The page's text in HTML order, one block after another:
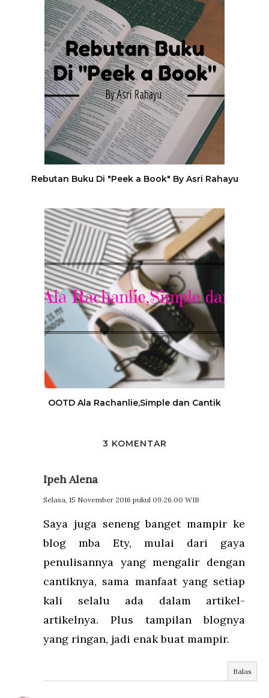
Rebutan Buku Di "Peek a Book" By Asri Rahayu
OOTD Ala Rachanlie,Simple dan Cantik
3 KOMENTAR
Ipeh Alena
Selasa, 15 November 2016 pukul 09.26.00 WIB
Saya juga seneng banget mampir ke
blog mba Ety, mulai dari gaya
penulisannya yang mengalir dengan
cantiknya, sama manfaat yang setiap
kali selalu ada dalam artikel-
artikelnya. Plus tampilan blognya
yang ringan, jadi enak buat mampir.
Balas